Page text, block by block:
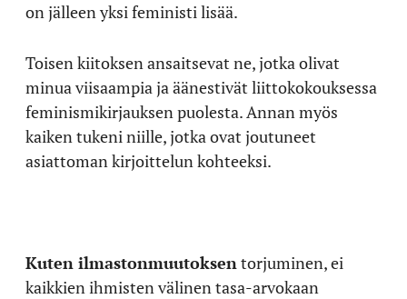
on jälleen yksi feministi lisää.
Toisen kiitoksen ansaitsevat ne, jotka olivat
minua viisaampia ja äänestivät liittokokouksessa
feminismikirjauksen puolesta. Annan myös
kaiken tukeni niille, jotka ovat joutuneet
asiattoman kirjoittelun kohteeksi.
Kuten ilmastonmuutoksen torjuminen, ei
kaikkien ihmisten välinen tasa-arvokaan